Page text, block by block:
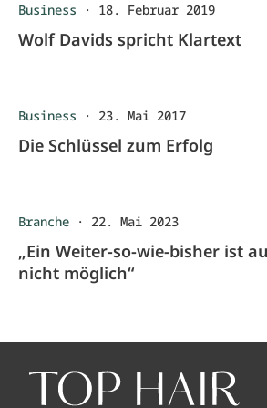
Business · 18. Februar 2019
Wolf Davids spricht Klartext
Business · 23. Mai 2017
Die Schlüssel zum Erfolg
Branche · 22. Mai 2023
„Ein Weiter-so-wie-bisher ist
nicht möglich“